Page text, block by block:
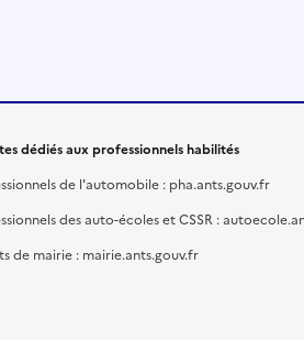
dédiés aux professionnels habilités
de l'automobile : pha.ants.gouv.fr
des auto-écoles et CSSR :
de mairie : mairie.ants.gouv.fr